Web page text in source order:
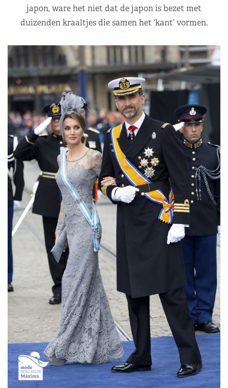
japon, ware het niet dat de japon is bezet met
duizenden kraaltjes die samen het ‘kant’ vormen.